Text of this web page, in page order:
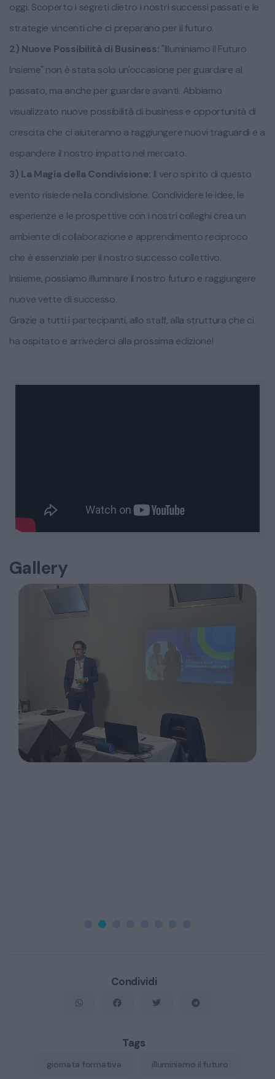
oggi. Scoperto i segreti dietro i nostri successi passati e le
strategie vincenti che ci preparano per il futuro.
2) Nuove Possibilità di Business: "Illuminiamo il Futuro
Insieme" non è stata solo un'occasione per guardare al
passato, ma anche per guardare avanti. Abbiamo
visualizzato nuove possibilità di business e opportunità di
crescita che ci aiuteranno a raggiungere nuovi traguardi e a
espandere il nostro impatto nel mercato.
3) La Magia della Condivisione: Il vero spirito di questo
evento risiede nella condivisione. Condividere le idee, le
esperienze e le prospettive con i nostri colleghi crea un
ambiente di collaborazione e apprendimento reciproco
che è essenziale per il nostro successo collettivo.
Insieme, possiamo illuminare il nostro futuro e raggiungere
nuove vette di successo.
Grazie a tutti i partecipanti, allo staff, alla struttura che ci
ha ospitato e arrivederci alla prossima edizione!
Gallery
Condividi
Tags
giornata formativa illuminiamo il futuro